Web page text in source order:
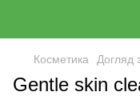
Косметика Догляд
Gentle skin